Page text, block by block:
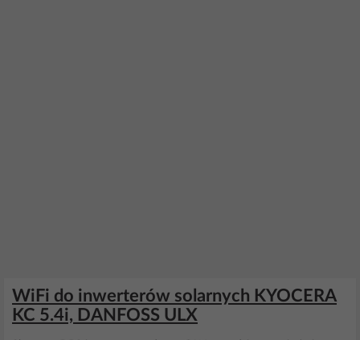
WiFi do inwerterów solarnych KYOCERA
KC 5.4i, DANFOSS ULX